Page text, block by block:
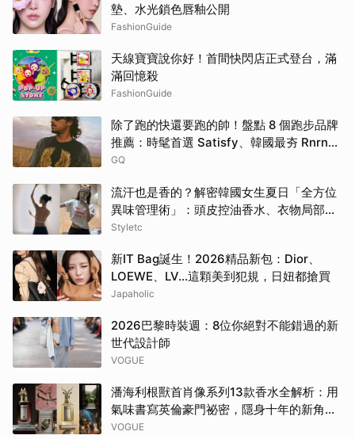
墊、水光鎖色唇釉公開
FashionGuide
天線寶寶說你好！首間快閃店正式登台，滿
滿回憶殺
FashionGuide
除了跑的快還要跑的帥！盤點 8 個跑步品牌
推薦：時髦首選 Satisfy、韓國最夯 Rnrn
全都要擁有！
GQ
流汗也是香的？解密韓國女生夏日「全方位
異味管理術」：頭皮控油香水、衣物局部消
臭，打造自帶母胎偽體香
Styletc
新IT Bag誕生！2026精品新包：Dior、
LOEWE、LV…這顆美到犯規，日妞都搶買
Japaholic
2026巴黎時裝週：8位你絕對不能錯過的新
世代設計師
VOGUE
潘海利根獸首肖像系列13款香水全解析：用
氣味書寫英倫豪門祕密，隱身十年的新角色
終於現身
VOGUE